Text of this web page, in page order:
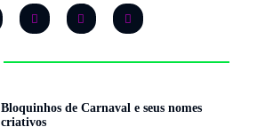
Bloquinhos de Carnaval e seus nomes
criativos